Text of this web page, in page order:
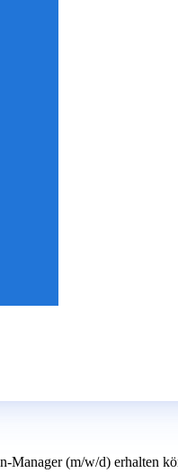
Manager (m/w/d) erhalten